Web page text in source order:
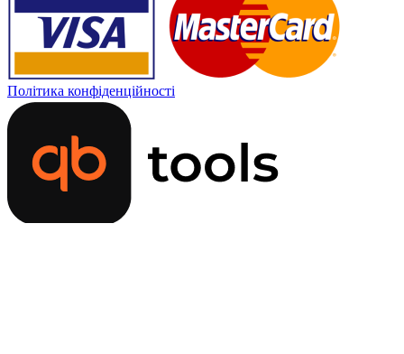
Політика конфіденційності